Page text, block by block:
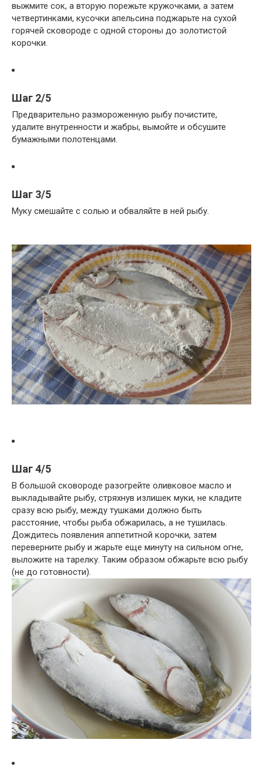
выжмите сок, а вторую порежьте кружочками, а затем
четвертинками, кусочки апельсина поджарьте на сухой
горячей сковороде с одной стороны до золотистой
корочки.
Шаг 2/5
Предварительно размороженную рыбу почистите,
удалите внутренности и жабры, вымойте и обсушите
бумажными полотенцами.
Шаг 3/5
Муку смешайте с солью и обваляйте в ней рыбу.
Шаг 4/5
В большой сковороде разогрейте оливковое масло и
выкладывайте рыбу, стряхнув излишек муки, не кладите
сразу всю рыбу, между тушками должно быть
расстояние, чтобы рыба обжарилась, а не тушилась.
Дождитесь появления аппетитной корочки, затем
переверните рыбу и жарьте еще минуту на сильном огне,
выложите на тарелку. Таким образом обжарьте всю рыбу
(не до готовности).